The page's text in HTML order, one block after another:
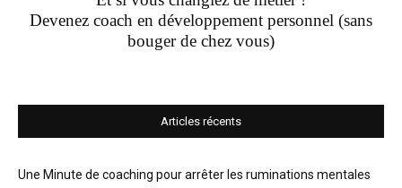
Devenez coach en développement personnel (sans
bouger de chez vous)
Articles récents
Une Minute de coaching pour arrêter les ruminations mentales